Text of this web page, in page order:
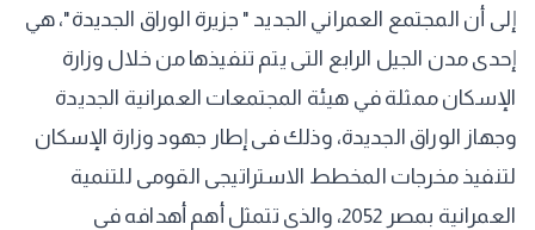
إلى أن المجتمع العمراني الجديد " جزيرة الوراق الجديدة"، هي
إحدى مدن الجيل الرابع التى يتم تنفيذها من خلال وزارة
الإسكان ممثلة في هيئة المجتمعات العمرانية الجديدة
وجهاز الوراق الجديدة، وذلك فى إطار جهود وزارة الإسكان
لتنفيذ مخرجات المخطط الاستراتيجى القومى للتنمية
العمرانية بمصر 2052، والذى تتمثل أهم أهدافه فى